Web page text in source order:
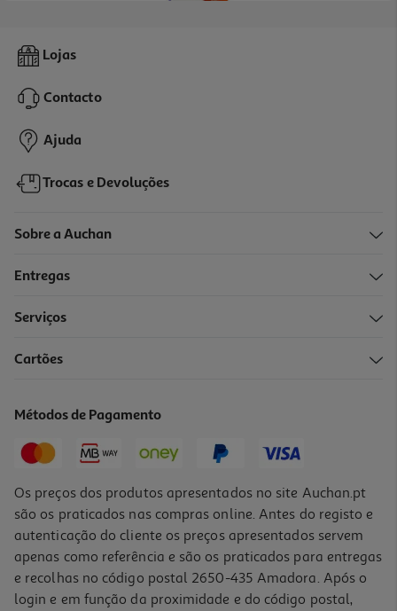
Comprimidos Homoeogene 9 60un
11,50 €
Lojas
Contacto
Ajuda
Trocas e Devoluções
Sobre a Auchan
Entregas
Serviços
Cartões
Métodos de Pagamento
Os preços dos produtos apresentados no site Auchan.pt
são os praticados nas compras online. Antes do registo e
autenticação do cliente os preços apresentados servem
apenas como referência e são os praticados para entregas
e recolhas no código postal 2650-435 Amadora. Após o
login e em função da proximidade e do código postal,